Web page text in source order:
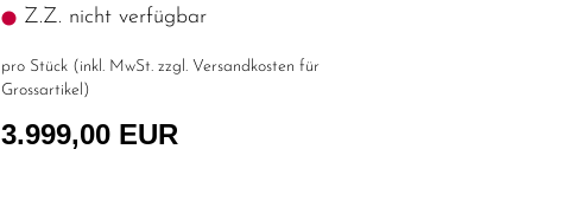
Z.Z. nicht verfügbar
pro Stück (inkl. MwSt. zzgl. Versandkosten für
Grossartikel )
3.999,00 EUR